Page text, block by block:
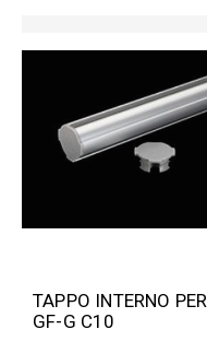
TAPPO INTERNO PER
GF-G C10